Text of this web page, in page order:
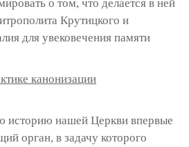
о том, что делается в ней
Крутицкого и
для увековечения памяти
канонизации
историю нашей Церкви впервые
орган, в задачу которого